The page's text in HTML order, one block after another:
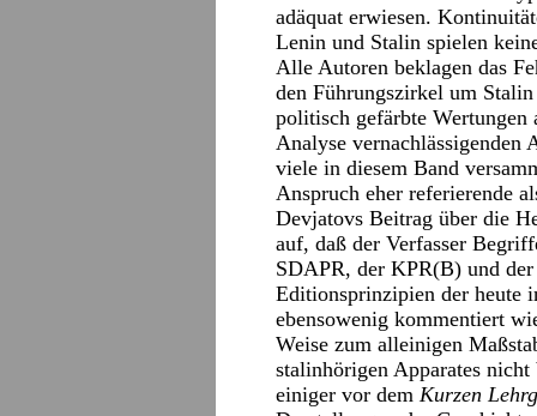
adäquat erwiesen.
Lenin und Stalin spielen
Alle Autoren beklagen das
den Führungszirkel um
politisch gefärbte Wertungen
Analyse
viele in diesem Band
Anspruch eher referierende
Devjatovs Beitrag über die
auf, daß der Verfasser
SDAPR, der KPR(B) und
Editionsprinzipien der heute
ebensowenig kommentiert
Weise zum alleinigen
stalinhörigen Apparates
einiger vor dem Kurzen